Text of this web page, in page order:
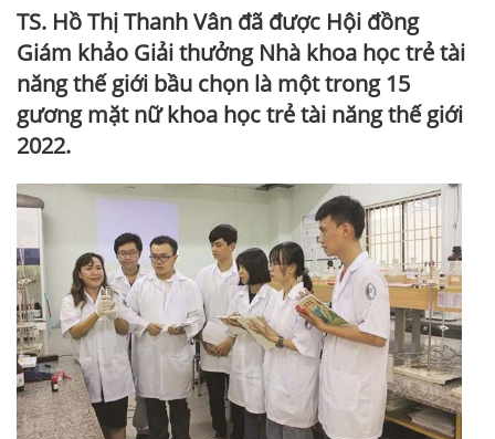
TS. Hồ Thị Thanh Vân đã được Hội đồng
Giám khảo Giải thưởng Nhà khoa học trẻ tài
năng thế giới bầu chọn là một trong 15
gương mặt nữ khoa học trẻ tài năng thế giới
2022.